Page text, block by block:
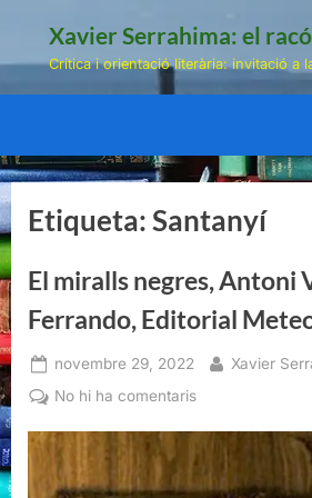
Xavier Serrahima: el
Crítica i orientació literària: invitació a
Etiqueta:Santanyí
El miralls negres, Antoni
Ferrando, Editorial
Posted
on
novembre 29, 2022 By
Xavier
No hi ha comentarisa
miralls